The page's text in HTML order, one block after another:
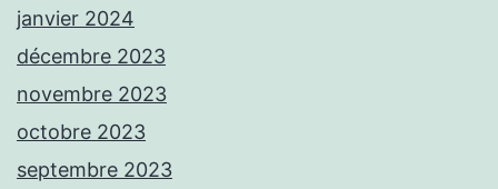
janvier 2024
décembre 2023
novembre 2023
octobre 2023
septembre 2023